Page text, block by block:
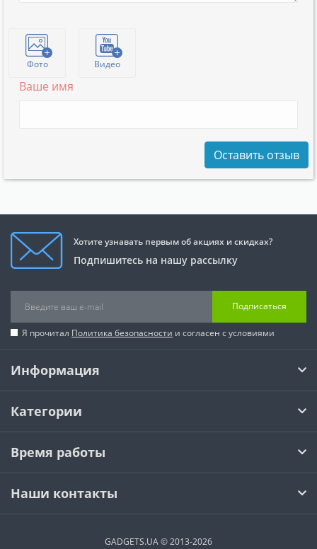
Фото Видео
Ваше имя
Оставить отзыв
Хотите узнавать первым об акциях и скидках?
Подпишитесь на нашу рассылку
Подписаться
Я прочитал Политика безопасности и согласен с условиями
Информация
Категории
Время работы
Наши контакты
GADGETS.UA © 2013-2026